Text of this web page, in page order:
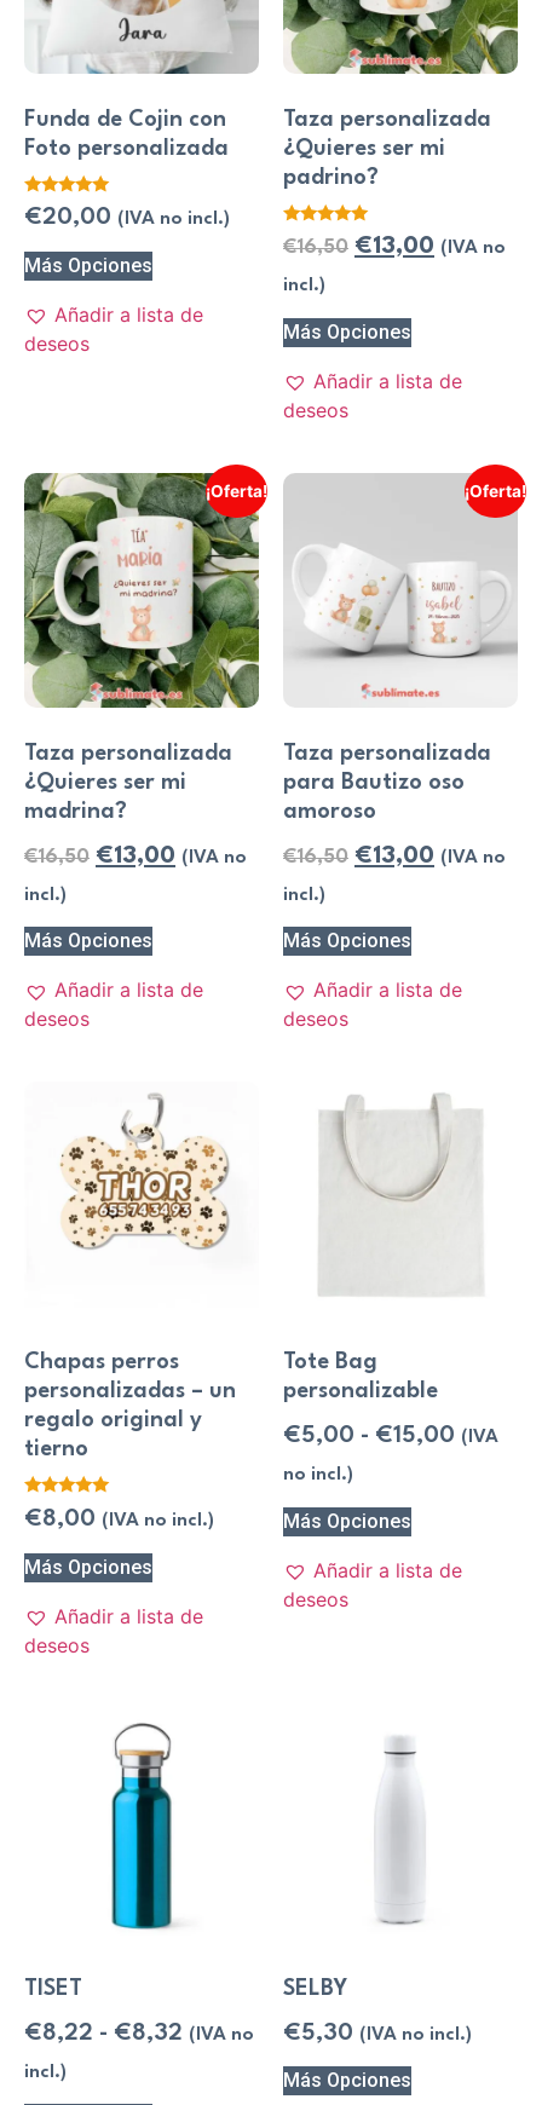
Funda de Cojin con
Foto personalizada
Valorado
con
de 5
€20,00 (IVA no incl.)
Más Opciones
Añadir a lista de
deseos
Taza personalizada
¿Quieres ser mi
padrino?
Valorado
con
de 5
€16,50 €13,00 (IVA no
incl.)
Más Opciones
Añadir a lista de
deseos
¡Oferta!
Taza personalizada
¿Quieres ser mi
madrina?
€16,50 €13,00 (IVA no
incl.)
Más Opciones
Añadir a lista de
deseos
¡Oferta!
Taza personalizada
para Bautizo oso
amoroso
€16,50 €13,00 (IVA no
incl.)
Más Opciones
Añadir a lista de
deseos
Chapas perros
personalizadas – un
regalo original y
tierno
Valorado
con
de 5
€8,00 (IVA no incl.)
Más Opciones
Añadir a lista de
deseos
Tote Bag
personalizable
€5,00 - €15,00 (IVA
no incl.)
Más Opciones
Añadir a lista de
deseos
TISET
€8,22 - €8,32 (IVA no
incl.)
SELBY
€5,30 (IVA no incl.)
Más Opciones